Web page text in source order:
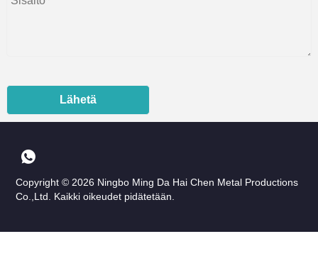
Lähetä
Copyright © 2026 Ningbo Ming Da Hai Chen Metal Productions
Co.,Ltd. Kaikki oikeudet pidätetään.